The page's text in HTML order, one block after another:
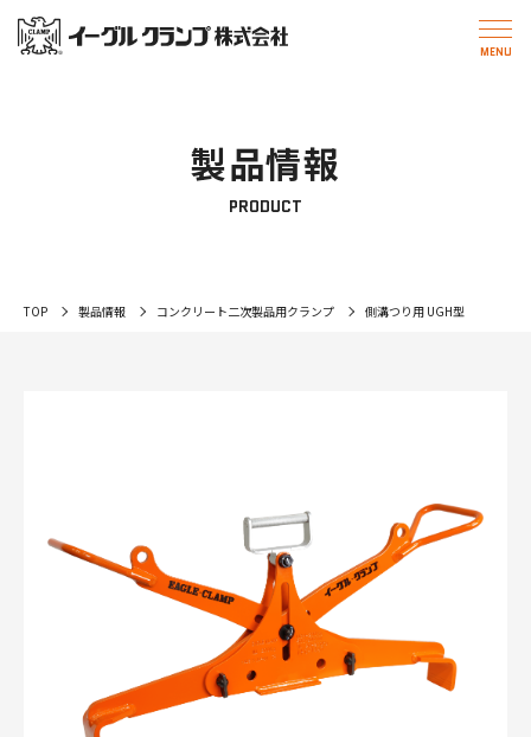
TOP 製品情報 コンクリート二次製品用クランプ 側溝つり用 UGH型
製品情報
PRODUCT